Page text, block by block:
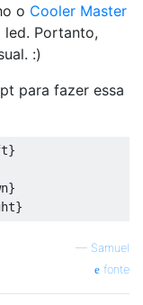
o Cooler Master
led. Portanto,
:)
para fazer essa
— Samuel
fonte